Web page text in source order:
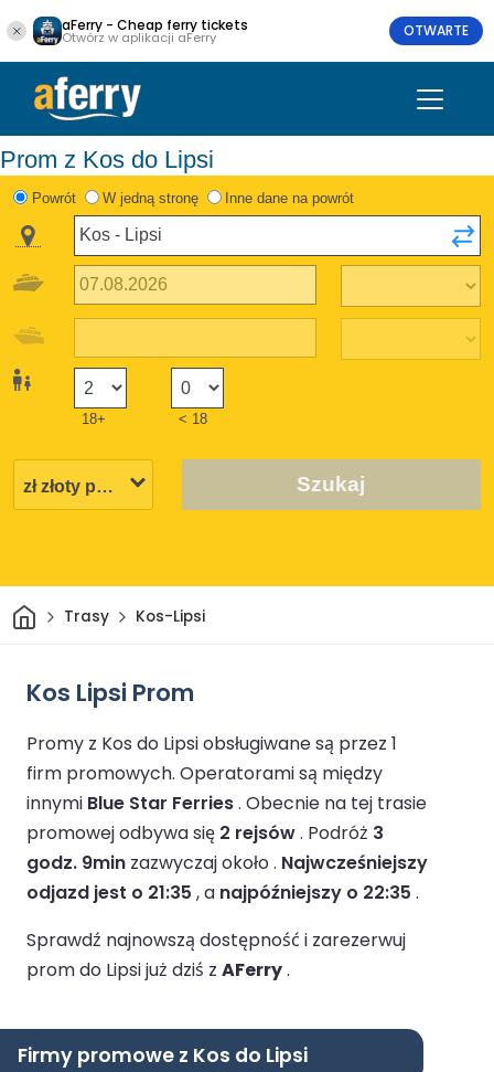
aFerry - Cheap ferry tickets
Otwórz w aplikacji aFerry OTWARTE
Prom z Kos do Lipsi
Powrót W jedną stronę Inne dane na powrót
18+ < 18
Szukaj
DomTrasy Kos-Lipsi
Kos Lipsi Prom
Promy z Kos do Lipsi obsługiwane są przez 1
firm promowych. Operatorami są między
innymi Blue Star Ferries. Obecnie na tej trasie
promowej odbywa się 2 rejsów. Podróż 3
godz. 9min zazwyczaj około . Najwcześniejszy
odjazd jest o 21:35 , a najpóźniejszy o 22:35 .
Sprawdź najnowszą dostępność i zarezerwuj
prom do Lipsi już dziś z AFerry.
Firmy promowe z Kos do Lipsi